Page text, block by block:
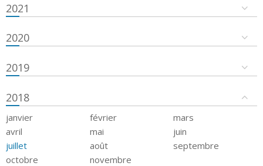
2021
2020
2019
2018
janvier février
mars
avril
mai
juin
juillet
août
septembre
octobre
novembre